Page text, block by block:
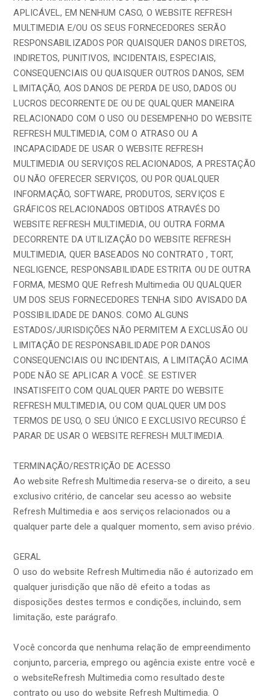
APLICÁVEL, EM NENHUM CASO, O WEBSITE REFRESH
MULTIMEDIA E/OU OS SEUS FORNECEDORES SERÃO
RESPONSABILIZADOS POR QUAISQUER DANOS DIRETOS,
INDIRETOS, PUNITIVOS, INCIDENTAIS, ESPECIAIS,
CONSEQUENCIAIS OU QUAISQUER OUTROS DANOS, SEM
LIMITAÇÃO, AOS DANOS DE PERDA DE USO, DADOS OU
LUCROS DECORRENTE DE OU DE QUALQUER MANEIRA
RELACIONADO COM O USO OU DESEMPENHO DO WEBSITE
REFRESH MULTIMEDIA, COM O ATRASO OU A
INCAPACIDADE DE USAR O WEBSITE REFRESH
MULTIMEDIA OU SERVIÇOS RELACIONADOS, A PRESTAÇÃO
OU NÃO OFERECER SERVIÇOS, OU POR QUALQUER
INFORMAÇÃO, SOFTWARE, PRODUTOS, SERVIÇOS E
GRÁFICOS RELACIONADOS OBTIDOS ATRAVÉS DO
WEBSITE REFRESH MULTIMEDIA, OU OUTRA FORMA
DECORRENTE DA UTILIZAÇÃO DO WEBSITE REFRESH
MULTIMEDIA, QUER BASEADOS NO CONTRATO , TORT,
NEGLIGENCE, RESPONSABILIDADE ESTRITA OU DE OUTRA
FORMA, MESMO QUE Refresh Multimedia OU QUALQUER
UM DOS SEUS FORNECEDORES TENHA SIDO AVISADO DA
POSSIBILIDADE DE DANOS. COMO ALGUNS
ESTADOS/JURISDIÇÕES NÃO PERMITEM A EXCLUSÃO OU
LIMITAÇÃO DE RESPONSABILIDADE POR DANOS
CONSEQUENCIAIS OU INCIDENTAIS, A LIMITAÇÃO ACIMA
PODE NÃO SE APLICAR A VOCÊ. SE ESTIVER
INSATISFEITO COM QUALQUER PARTE DO WEBSITE
REFRESH MULTIMEDIA, OU COM QUALQUER UM DOS
TERMOS DE USO, O SEU ÚNICO E EXCLUSIVO RECURSO É
PARAR DE USAR O WEBSITE REFRESH MULTIMEDIA.
TERMINAÇÃO/RESTRIÇÃO DE ACESSO
Ao website Refresh Multimedia reserva-se o direito, a seu
exclusivo critério, de cancelar seu acesso ao website
Refresh Multimedia e aos serviços relacionados ou a
qualquer parte dele a qualquer momento, sem aviso prévio.
GERAL
O uso do website Refresh Multimedia não é autorizado em
qualquer jurisdição que não dê efeito a todas as
disposições destes termos e condições, incluindo, sem
limitação, este parágrafo.
Você concorda que nenhuma relação de empreendimento
conjunto, parceria, emprego ou agência existe entre você e
o websiteRefresh Multimedia como resultado deste
contrato ou uso do website Refresh Multimedia. O